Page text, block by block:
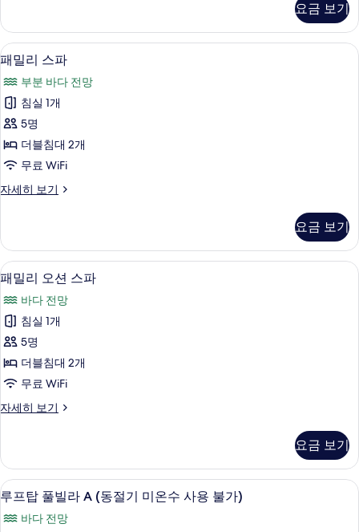
두
보
기
스
파
자
세
히
보
기
요금 보기
패
밀
리
스
파
사
모
보
기
2
패밀리 스파
부분 바다 전망
침실 1개
5명
더블침대 2개
무료 WiFi
자세히 보기
패
파
자
세
히
보
기
요금 보기
패
밀
리
오
션
스
사
모
두
보
기
5
패밀리 오션 스파
바다 전망
침실 1개
5명
더블침대 2개
무료 WiFi
자세히 보기
패
션
스
파
자
세
요금 보기
루
프
루프탑 풀빌라 A (동절기 미온수 사용
4
루프탑 풀빌라 A (동절기 미온수 사용 불가)
바다 전망